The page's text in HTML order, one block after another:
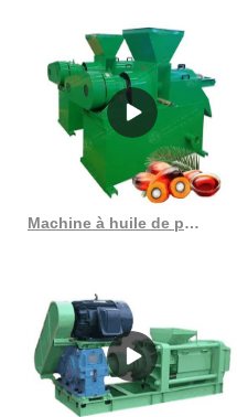
produire de l'huile de palmiste,
combustible biomasse dans
Mon entreprise basée aux
s'implanter au Sénégal
de production pour le raffinage
brute. Dans les années 1950 et
était un secteur clé de
environ 43 pour cent de la
et un taux de croissance
cent par an et une économie
l'amande et collectée pour le
coquilles est utilisée comme
Machine à huile de palmiste du Tchad en Côte d’Ivoire